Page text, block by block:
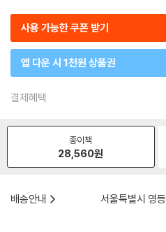
사용 가능한 쿠폰 받기
앱 다운 시 1천원 상품권
결제혜택
종이책
28,560원
배송안내
서울특별시 영